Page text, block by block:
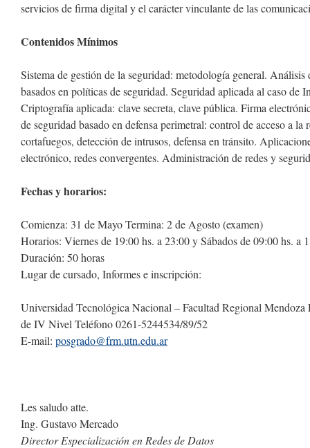
servicios de firma digital y el carácter vinculante de las
Contenidos Mínimos
Sistema de gestión de la seguridad: metodología general.
basados en políticas de seguridad. Seguridad aplicada al caso de
Criptografía aplicada: clave secreta, clave pública. Firma
de seguridad basado en defensa perimetral: control de acceso a la
cortafuegos, detección de intrusos, defensa en tránsito.
electrónico, redes convergentes. Administración de redes y
Fechas y horarios:
Comienza: 31 de Mayo Termina: 2 de Agosto (examen)
Horarios: Viernes de 19:00 hs. a 23:00 y Sábados de 09:00 hs. a
Duración: 50 horas
Lugar de cursado, Informes e inscripción:
Universidad Tecnológica Nacional – Facultad Regional
de IV Nivel Teléfono 0261-5244534/89/52
E-mail: posgrado@frm.utn.edu.ar
Les saludo atte.
Ing. Gustavo Mercado
Director Especialización en Redes de Datos